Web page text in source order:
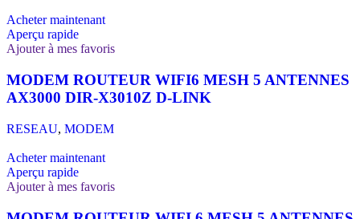
Acheter maintenant
Aperçu rapide
Ajouter à mes favoris
MODEM ROUTEUR WIFI6 MESH 5 ANTENNES
AX3000 DIR-X3010Z D-LINK
RESEAU, MODEM
Acheter maintenant
Aperçu rapide
Ajouter à mes favoris